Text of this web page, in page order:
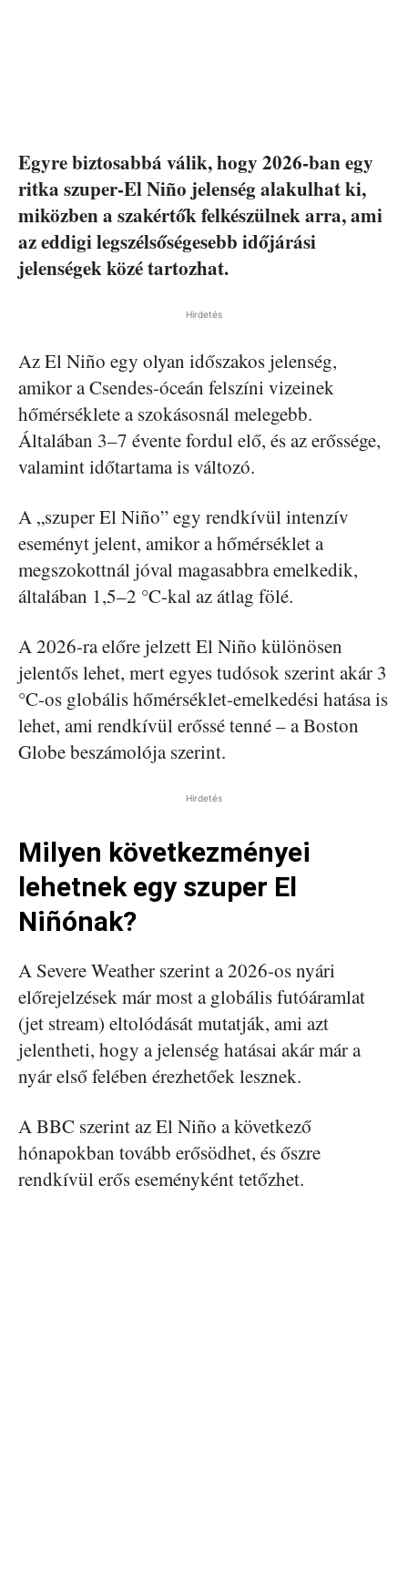
Egyre biztosabbá válik, hogy 2026-ban egy
ritka szuper-El Niño jelenség alakulhat ki,
miközben a szakértők felkészülnek arra, ami
az eddigi legszélsőségesebb időjárási
jelenségek közé tartozhat.
Hirdetés
Az El Niño egy olyan időszakos jelenség,
amikor a Csendes-óceán felszíni vizeinek
hőmérséklete a szokásosnál melegebb.
Általában 3–7 évente fordul elő, és az erőssége,
valamint időtartama is változó.
A „szuper El Niño” egy rendkívül intenzív
eseményt jelent, amikor a hőmérséklet a
megszokottnál jóval magasabbra emelkedik,
általában 1,5–2 °C-kal az átlag fölé.
A 2026-ra előre jelzett El Niño különösen
jelentős lehet, mert egyes tudósok szerint akár 3
°C-os globális hőmérséklet-emelkedési hatása is
lehet, ami rendkívül erőssé tenné – a Boston
Globe beszámolója szerint.
Hirdetés
Milyen következményei
lehetnek egy szuper El
Niñónak?
A Severe Weather szerint a 2026-os nyári
előrejelzések már most a globális futóáramlat
(jet stream) eltolódását mutatják, ami azt
jelentheti, hogy a jelenség hatásai akár már a
nyár első felében érezhetőek lesznek.
A BBC szerint az El Niño a következő
hónapokban tovább erősödhet, és őszre
rendkívül erős eseményként tetőzhet.